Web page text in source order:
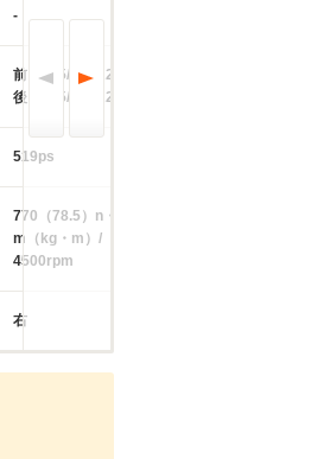
-
前：275/35ZR22
後：315/30ZR22
519ps
770（78.5）n・
m（kg・m）/
4500rpm
右